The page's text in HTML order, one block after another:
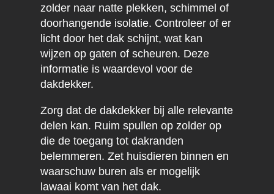
zolder naar natte plekken, schimmel of
doorhangende isolatie. Controleer of er
licht door het dak schijnt, wat kan
wijzen op gaten of scheuren. Deze
informatie is waardevol voor de
dakdekker.
Zorg dat de dakdekker bij alle relevante
delen kan. Ruim spullen op zolder op
die de toegang tot dakranden
belemmeren. Zet huisdieren binnen en
waarschuw buren als er mogelijk
lawaai komt van het dak.